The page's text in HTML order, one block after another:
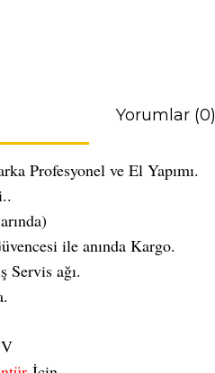
Yorumlar (0)
Profesyonel ve El Yapımı.
ile anında Kargo.
Servis ağı.